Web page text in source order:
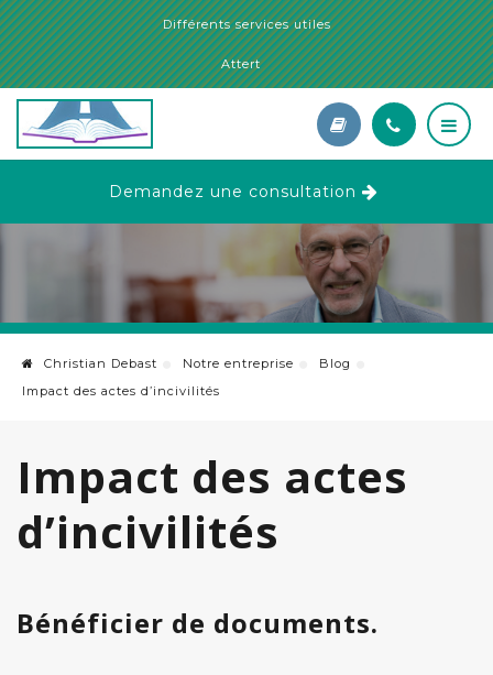
Différents services utiles
Attert
Demandez une consultation
Christian Debast Notre entreprise
Blog
Impact des actes d’incivilités
Impact des actes
d’incivilités
Bénéficier de documents.